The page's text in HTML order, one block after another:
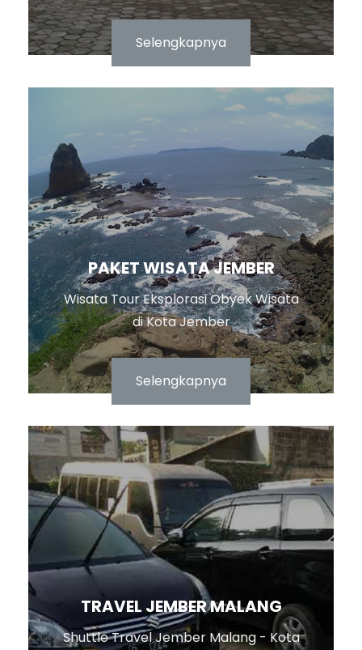
Selengkapnya
PAKET WISATA JEMBER
Wisata Tour Eksplorasi Obyek Wisata
di Kota Jember
Selengkapnya
TRAVEL JEMBER MALANG
Shuttle Travel Jember Malang - Kota